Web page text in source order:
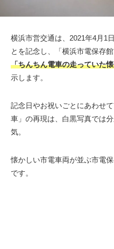
横浜市営交通は、2021年4月1
とを記念し、「横浜市電保存
「ちんちん電車の走っていた
示します。
記念日やお祝いごとにあわせ
車」の再現は、白黒写真では
気。
懐かしい市電車両が並ぶ市電
です。